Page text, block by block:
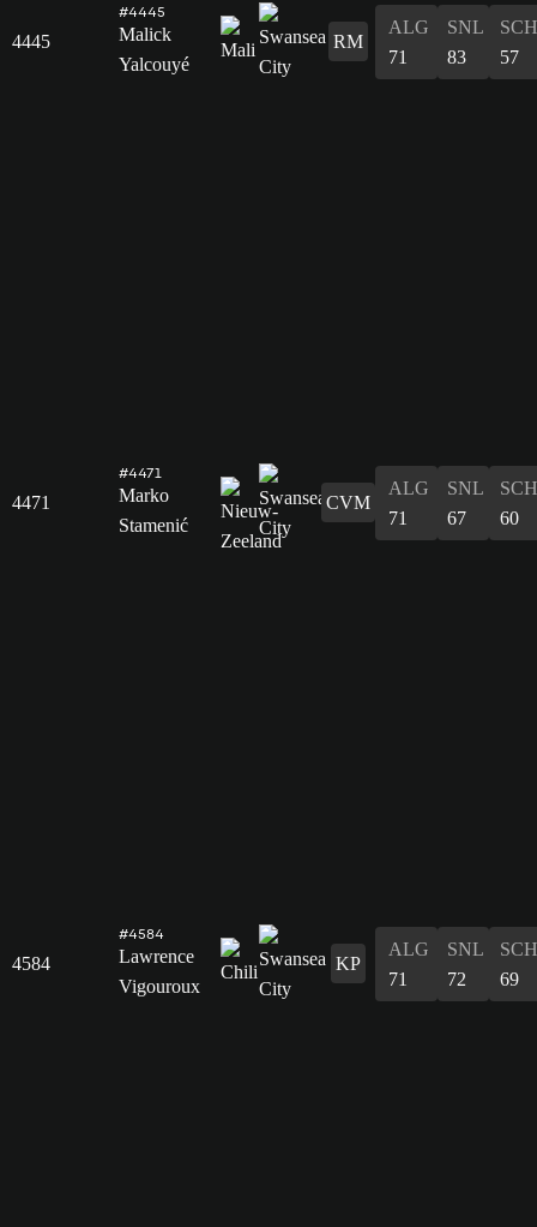
4445
#4445
Malick
Yalcouyé
RM
ALG
71
SNL
83
SCH
57
4471
#4471
Marko
Stamenić
CVM
ALG
71
SNL
67
SCH
60
4584
#4584
Lawrence
Vigouroux
KP
ALG
71
SNL
72
SCH
69